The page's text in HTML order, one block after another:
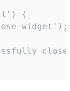
{
widget');